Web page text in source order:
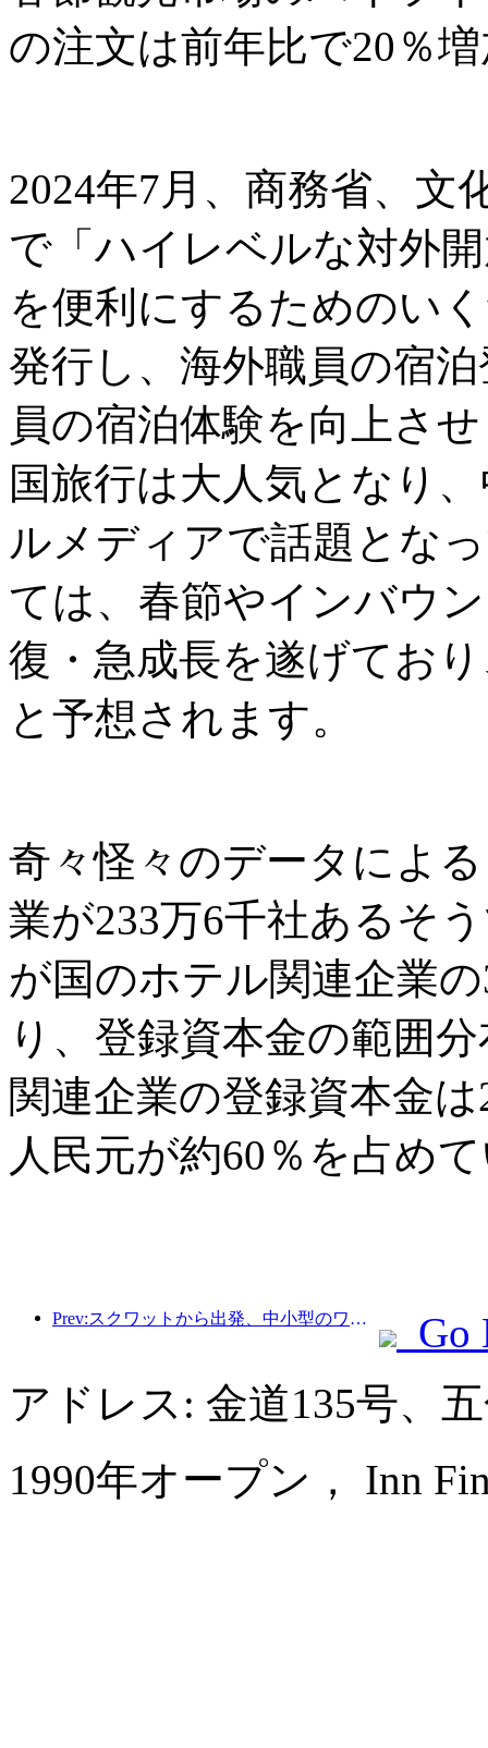
の注文は前年比で20％
2024年7月、商務省、文
で「ハイレベルな対外
を便利にするためのい
発行し、海外職員の宿
員の宿泊体験を向上さ
国旅行は大人気となり
ルメディアで話題とな
ては、春節やインバウ
復・急成長を遂げてお
と予想されます。
奇々怪々のデータによ
業が233万6千社あるそ
が国のホテル関連企業
り、登録資本金の範囲
関連企業の登録資本金
人民元が約60％を占め
Prev:スクワットから出発、中小型のワインパイプがエネルギーを蓄える新たな旅を始める
Go
アドレス: 金道135号、
1990年オープン， Inn